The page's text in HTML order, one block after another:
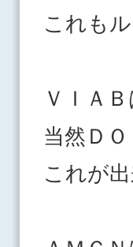
これもル
ＶＩＡ
当然Ｄ
これが